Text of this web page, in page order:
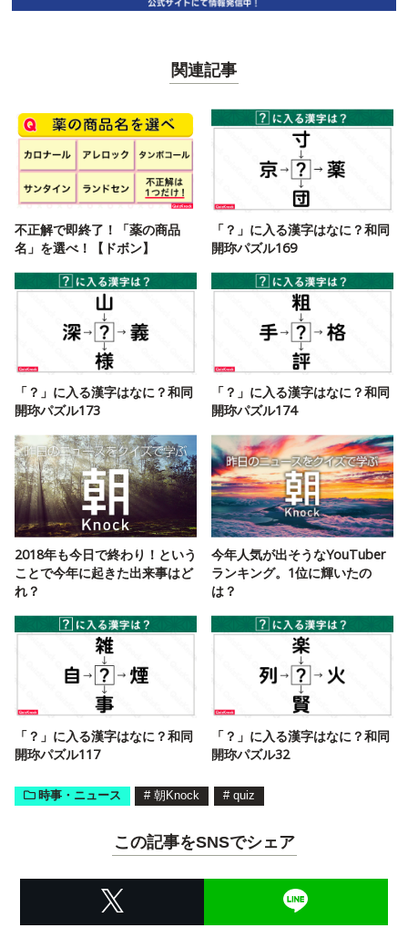
関連記事
不正解で即終了！「薬の商品
名」を選べ！【ドボン】
「？」に入る漢字はなに？和同
開珎パズル169
「？」に入る漢字はなに？和同
開珎パズル173
「？」に入る漢字はなに？和同
開珎パズル174
2018年も今日で終わり！という
ことで今年に起きた出来事はど
れ？
今年人気が出そうなYouTuber
ランキング。1位に輝いたの
は？
「？」に入る漢字はなに？和同
開珎パズル117
「？」に入る漢字はなに？和同
開珎パズル32
時事・ニュース # 朝Knock # quiz
この記事をSNSでシェア